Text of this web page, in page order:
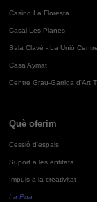
Casino La Floresta
Casal Les Planes
Sala Clavé - La Unió
Casa Aymat
Centre Grau-Garriga d'Art
Què oferim
Cessió d'espais
Suport a les entitats
Impuls a la creativitat
La Pua